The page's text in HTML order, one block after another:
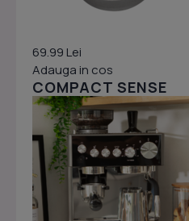
69.99 Lei
Adauga in cos
COMPACT SENSE